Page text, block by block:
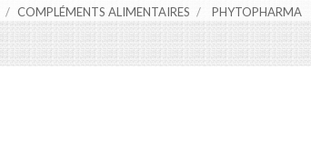
COMPLÉMENTS ALIMENTAIRES PHYTOPHARMA